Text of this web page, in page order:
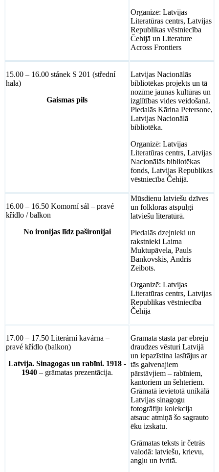
Organizē: Latvijas
Literatūras centrs, Latvijas
Republikas vēstniecība
Čehijā un Literature
Across Frontiers
15.00 – 16.00 stánek S 201 (střední
hala)
Gaismas pils
Latvijas Nacionālās
bibliotēkas projekts un tā
nozīme jaunas kultūras un
izglītības vides veidošanā.
Piedalās Kārina Petersone,
Latvijas Nacionālā
bibliotēka.
Organizē: Latvijas
Literatūras centrs, Latvijas
Nacionālās bibliotēkas
fonds, Latvijas Republikas
vēstniecība Čehijā.
16.00 – 16.50 Komorní sál – pravé
křídlo / balkon
No ironijas līdz pašironijai
Mūsdienu latviešu dzīves
un folkloras atspulgi
latviešu literatūrā.
Piedalās dzejnieki un
rakstnieki Laima
Muktupāvela, Pauls
Bankovskis, Andris
Zeibots.
Organizē: Latvijas
Literatūras centrs, Latvijas
Republikas vēstniecība
Čehijā
17.00 – 17.50 Literární kavárna –
pravé křídlo (balkon)
Latvija. Sinagogas un rabīni. 1918 -
1940– grāmatas prezentācija.
Grāmata stāsta par ebreju
draudzes vēsturi Latvijā
un iepazīstina lasītājus ar
tās galvenajiem
pārstāvjiem – rabīniem,
kantoriem un šehteriem.
Grāmatā ievietotā unikālā
Latvijas sinagogu
fotogrāfiju kolekcija
atsauc atmiņā šo sagrauto
ēku izskatu.
Grāmatas teksts ir četrās
valodā: latviešu, krievu,
angļu un ivritā.